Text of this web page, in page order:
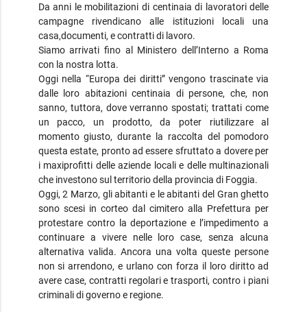
Da anni le mobilitazioni di centinaia di lavoratori delle
campagne rivendicano alle istituzioni locali una
casa,documenti, e contratti di lavoro.
Siamo arrivati fino al Ministero dell’Interno a Roma
con la nostra lotta.
Oggi nella “Europa dei diritti” vengono trascinate via
dalle loro abitazioni centinaia di persone, che, non
sanno, tuttora, dove verranno spostati; trattati come
un pacco, un prodotto, da poter riutilizzare al
momento giusto, durante la raccolta del pomodoro
questa estate, pronto ad essere sfruttato a dovere per
i maxiprofitti delle aziende locali e delle multinazionali
che investono sul territorio della provincia di Foggia.
Oggi, 2 Marzo, gli abitanti e le abitanti del Gran ghetto
sono scesi in corteo dal cimitero alla Prefettura per
protestare contro la deportazione e l’impedimento a
continuare a vivere nelle loro case, senza alcuna
alternativa valida. Ancora una volta queste persone
non si arrendono, e urlano con forza il loro diritto ad
avere case, contratti regolari e trasporti, contro i piani
criminali di governo e regione.